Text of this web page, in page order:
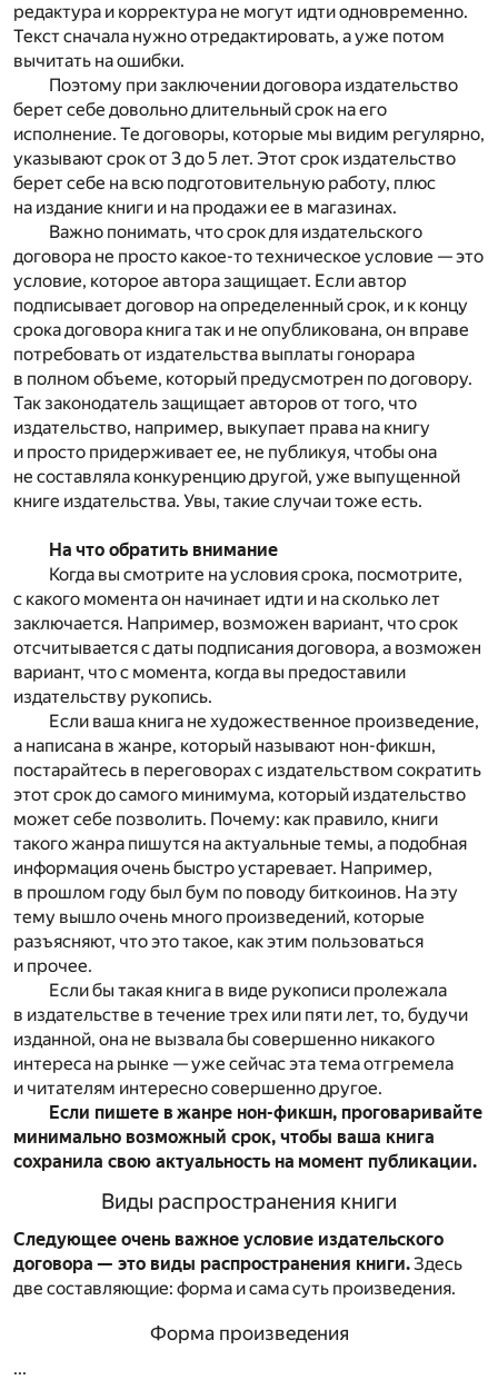
редактура и корректура не могут идти одновременно.
Текст сначала нужно отредактировать, а уже потом
вычитать на ошибки.
Поэтому при заключении договора издательство
берет себе довольно длительный срок на его
исполнение. Те договоры, которые мы видим регулярно,
указывают срок от 3 до 5 лет. Этот срок издательство
берет себе на всю подготовительную работу, плюс
на издание книги и на продажи ее в магазинах.
Важно понимать, что срок для издательского
договора не просто какое-то техническое условие — это
условие, которое автора защищает. Если автор
подписывает договор на определенный срок, и к концу
срока договора книга так и не опубликована, он вправе
потребовать от издательства выплаты гонорара
в полном объеме, который предусмотрен по договору.
Так законодатель защищает авторов от того, что
издательство, например, выкупает права на книгу
и просто придерживает ее, не публикуя, чтобы она
не составляла конкуренцию другой, уже выпущенной
книге издательства. Увы, такие случаи тоже есть.
На что обратить внимание
Когда вы смотрите на условия срока, посмотрите,
с какого момента он начинает идти и на сколько лет
заключается. Например, возможен вариант, что срок
отсчитывается с даты подписания договора, а возможен
вариант, что с момента, когда вы предоставили
издательству рукопись.
Если ваша книга не художественное произведение,
а написана в жанре, который называют нон-фикшн,
постарайтесь в переговорах с издательством сократить
этот срок до самого минимума, который издательство
может себе позволить. Почему: как правило, книги
такого жанра пишутся на актуальные темы, а подобная
информация очень быстро устаревает. Например,
в прошлом году был бум по поводу биткоинов. На эту
тему вышло очень много произведений, которые
разъясняют, что это такое, как этим пользоваться
и прочее.
Если бы такая книга в виде рукописи пролежала
в издательстве в течение трех или пяти лет, то, будучи
изданной, она не вызвала бы совершенно никакого
интереса на рынке — уже сейчас эта тема отгремела
и читателям интересно совершенно другое.
Если пишете в жанре нон-фикшн, проговаривайте
минимально возможный срок, чтобы ваша книга
сохранила свою актуальность на момент публикации.
Виды распространения книги
Следующее очень важное условие издательского
договора — это виды распространения книги.Здесь
две составляющие: форма и сама суть произведения.
Форма произведения
...